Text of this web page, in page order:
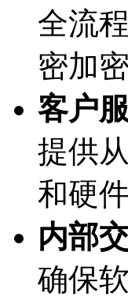
全流程
密加
客户服
提供
和硬
内部交
确保